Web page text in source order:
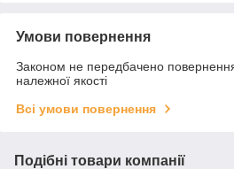
Умови повернення
Законом не передбачено
належної якості
Всі умови повернення
Подібні товари компанії